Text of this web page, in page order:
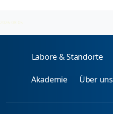
2026-08-05
Labore & Standorte
Akademie Über uns